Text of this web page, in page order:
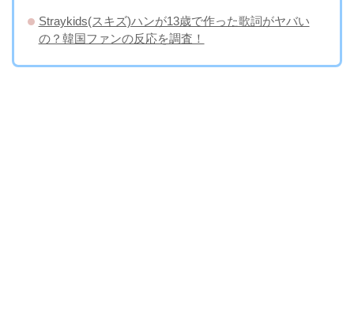
Straykids(スキズ)ハンが13歳で作った歌詞がヤバい
の？韓国ファンの反応を調査！